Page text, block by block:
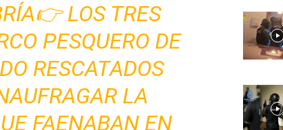
LOS TRES
PESQUERO DE
RESCATADOS
LA
FAENABAN EN